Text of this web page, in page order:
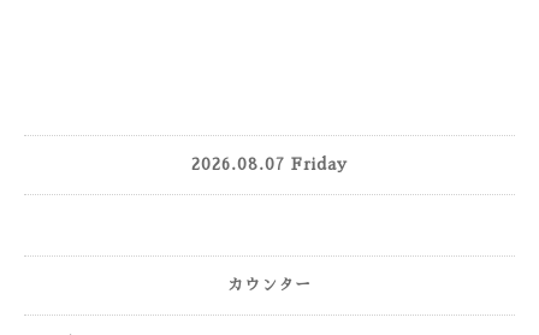
2026.08.07 Friday
カウンター